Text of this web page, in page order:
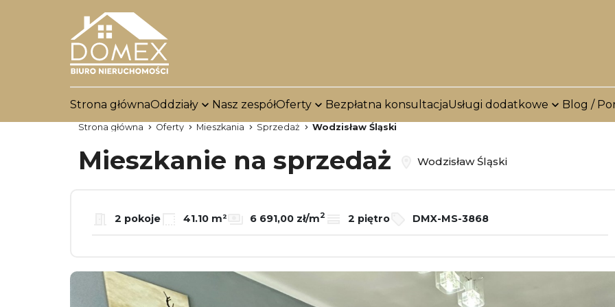
Strona głównaOddziały Nasz zespółOferty Bezpłatna konsultacjaUsługi dodatkowe Blog /
Strona główna Oferty Mieszkania Sprzedaż Wodzisław Śląski
Mieszkanie na sprzedaż Wodzisław Śląski
2 pokoje 41.10 m² 6 691,00 zł/m2 2 piętro DMX-MS-3868